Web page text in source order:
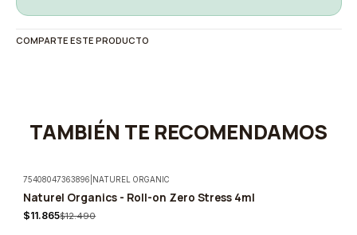
COMPARTE ESTE PRODUCTO
TAMBIÉN TE RECOMENDAMOS
-5%
75408047363896 NATUREL ORGANIC
Naturel Organics - Roll-on Zero Stress 4ml
$11.865$12.490